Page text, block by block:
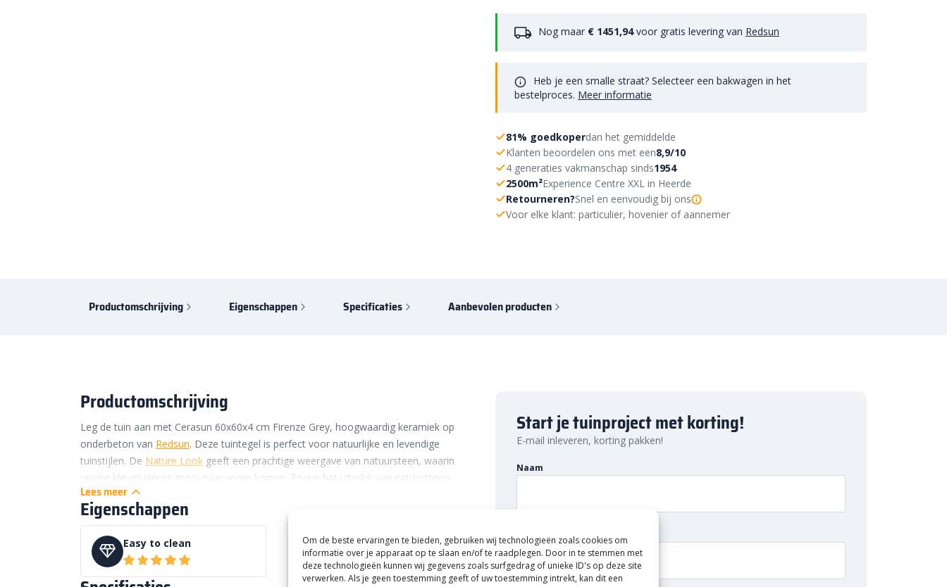
Om de beste ervaringen te bieden, gebruiken wij technologieën zoals cookies om
informatie over je apparaat op te slaan en/of te raadplegen. Door in te stemmen met
deze technologieën kunnen wij gegevens zoals surfgedrag of unieke ID's op deze site
verwerken. Als je geen toestemming geeft of uw toestemming intrekt, kan dit een
Nog maar € 1451,94voor gratis levering van Redsun
Heb je een smalle straat? Selecteer een bakwagen in het
bestelproces. Meer informatie
81% goedkoperdan het gemiddelde
Klanten beoordelen ons met een8,9/10
4 generaties vakmanschap sinds1954
2500m²Experience Centre XXL in Heerde
Retourneren?Snel en eenvoudig bij ons
Voor elke klant: particulier, hovenier of aannemer
Productomschrijving Eigenschappen Specificaties Aanbevolen producten
Productomschrijving
Leg de tuin aan met Cerasun 60x60x4 cm Firenze Grey, hoogwaardig keramiek op
onderbeton van Redsun. Deze tuintegel is perfect voor natuurlijke en levendige
tuinstijlen. De Nature Look geeft een prachtige weergave van natuursteen, waarin
unieke kleurnuances mooi naar voren komen. Ervaar het uiterlijk van natuursteen,
maar dan met de voordelen van keramiek op onderbeton. Dankzij het formaat is
deze Cerasun tegel geschikt voor elk oppervlak. Zo kan je elke tuin van een prachtig
terras, tuinpad of andere licht belastbare betegeling voorzien.
Voordelen keramiek op onderbeton
Lees meer
Eigenschappen
Easy to clean
Start je tuinproject met korting!
E-mail inleveren, korting pakken!
Naam
E-mailadres